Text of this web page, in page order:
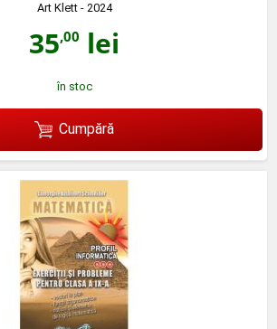
Art Klett- 2024
35,00 lei
în stoc
Cumpără